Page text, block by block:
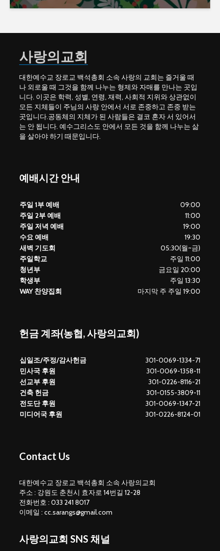
사랑의교회
대한예수교 장로교 백석총회 소속 사랑의 교회는 즐거울 때
나 외로울 때 그것을 함께 나누는 형제와 자매를 만나는 곳입
니다. 이곳은 학력, 성별, 연령, 재력, 사회적 지위와 상관없이
모든 지체들이 주님의 사랑 안에서 서로 존중하고 존중 받는
곳입니다.공동체의 지체가 된 사람들은 결코 혼자 서 있어서
는 안 됩니다. 예수그리스도 안에서 모든 것을 함께 나누는 삶
을 살아야 하기 때문입니다.
예배시간 안내
주일 1부 예배
09:00
주일 2부 예배
11:00
주일 저녁 예배
19:00
수요 예배
19:30
새벽 기도회
05:30(월~금)
주일학교
주일 11:00
청년부
금요일 20:00
학생부
주일 13:30
WAY 찬양집회
마지막 주 주일 19:00
헌금 계좌(농협, 사랑의교회)
십일조/주정/감사헌금
301-0069-1334-71
민사국 후원
301-0069-1358-11
선교부 후원
301-0226-8116-21
건축 헌금
301-0155-3809-11
전도단 후원
301-0069-1347-21
미디어국 후원
301-0226-8124-01
Contact Us
대한예수교 장로교 백석총회 소속 사랑의교회
주소 : 강원도 춘천시 효자로 14번길 12-28
전화번호 : 033 241 8017
이메일 : cc.sarangs@gmail.com
사랑의교회 SNS 채널